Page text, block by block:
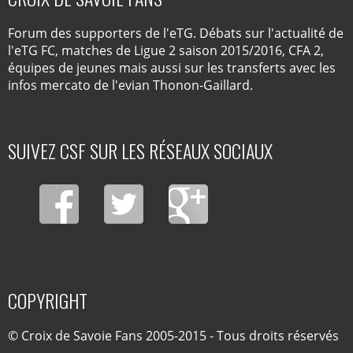
Forum des supporters de l'eTG. Débats sur l'actualité de
l'eTG FC, matches de Ligue 2 saison 2015/2016, CFA 2,
équipes de jeunes mais aussi sur les transferts avec les
infos mercato de l'evian Thonon-Gaillard.
SUIVEZ CSF SUR LES RÉSEAUX SOCIAUX
COPYRIGHT
© Croix de Savoie Fans 2005-2015 - Tous droits réservés